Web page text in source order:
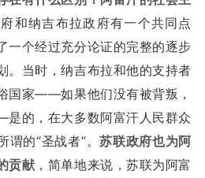
和纳吉布拉政府有一个共同点
个经过充分论证的完整的逐步
。当时，纳吉布拉和他的支持者
国家——如果他们没有被背叛，
的，在大多数阿富汗人民群众
谓的“圣战者”。苏联政府也为阿
贡献 ，简单地来说，苏联为阿富